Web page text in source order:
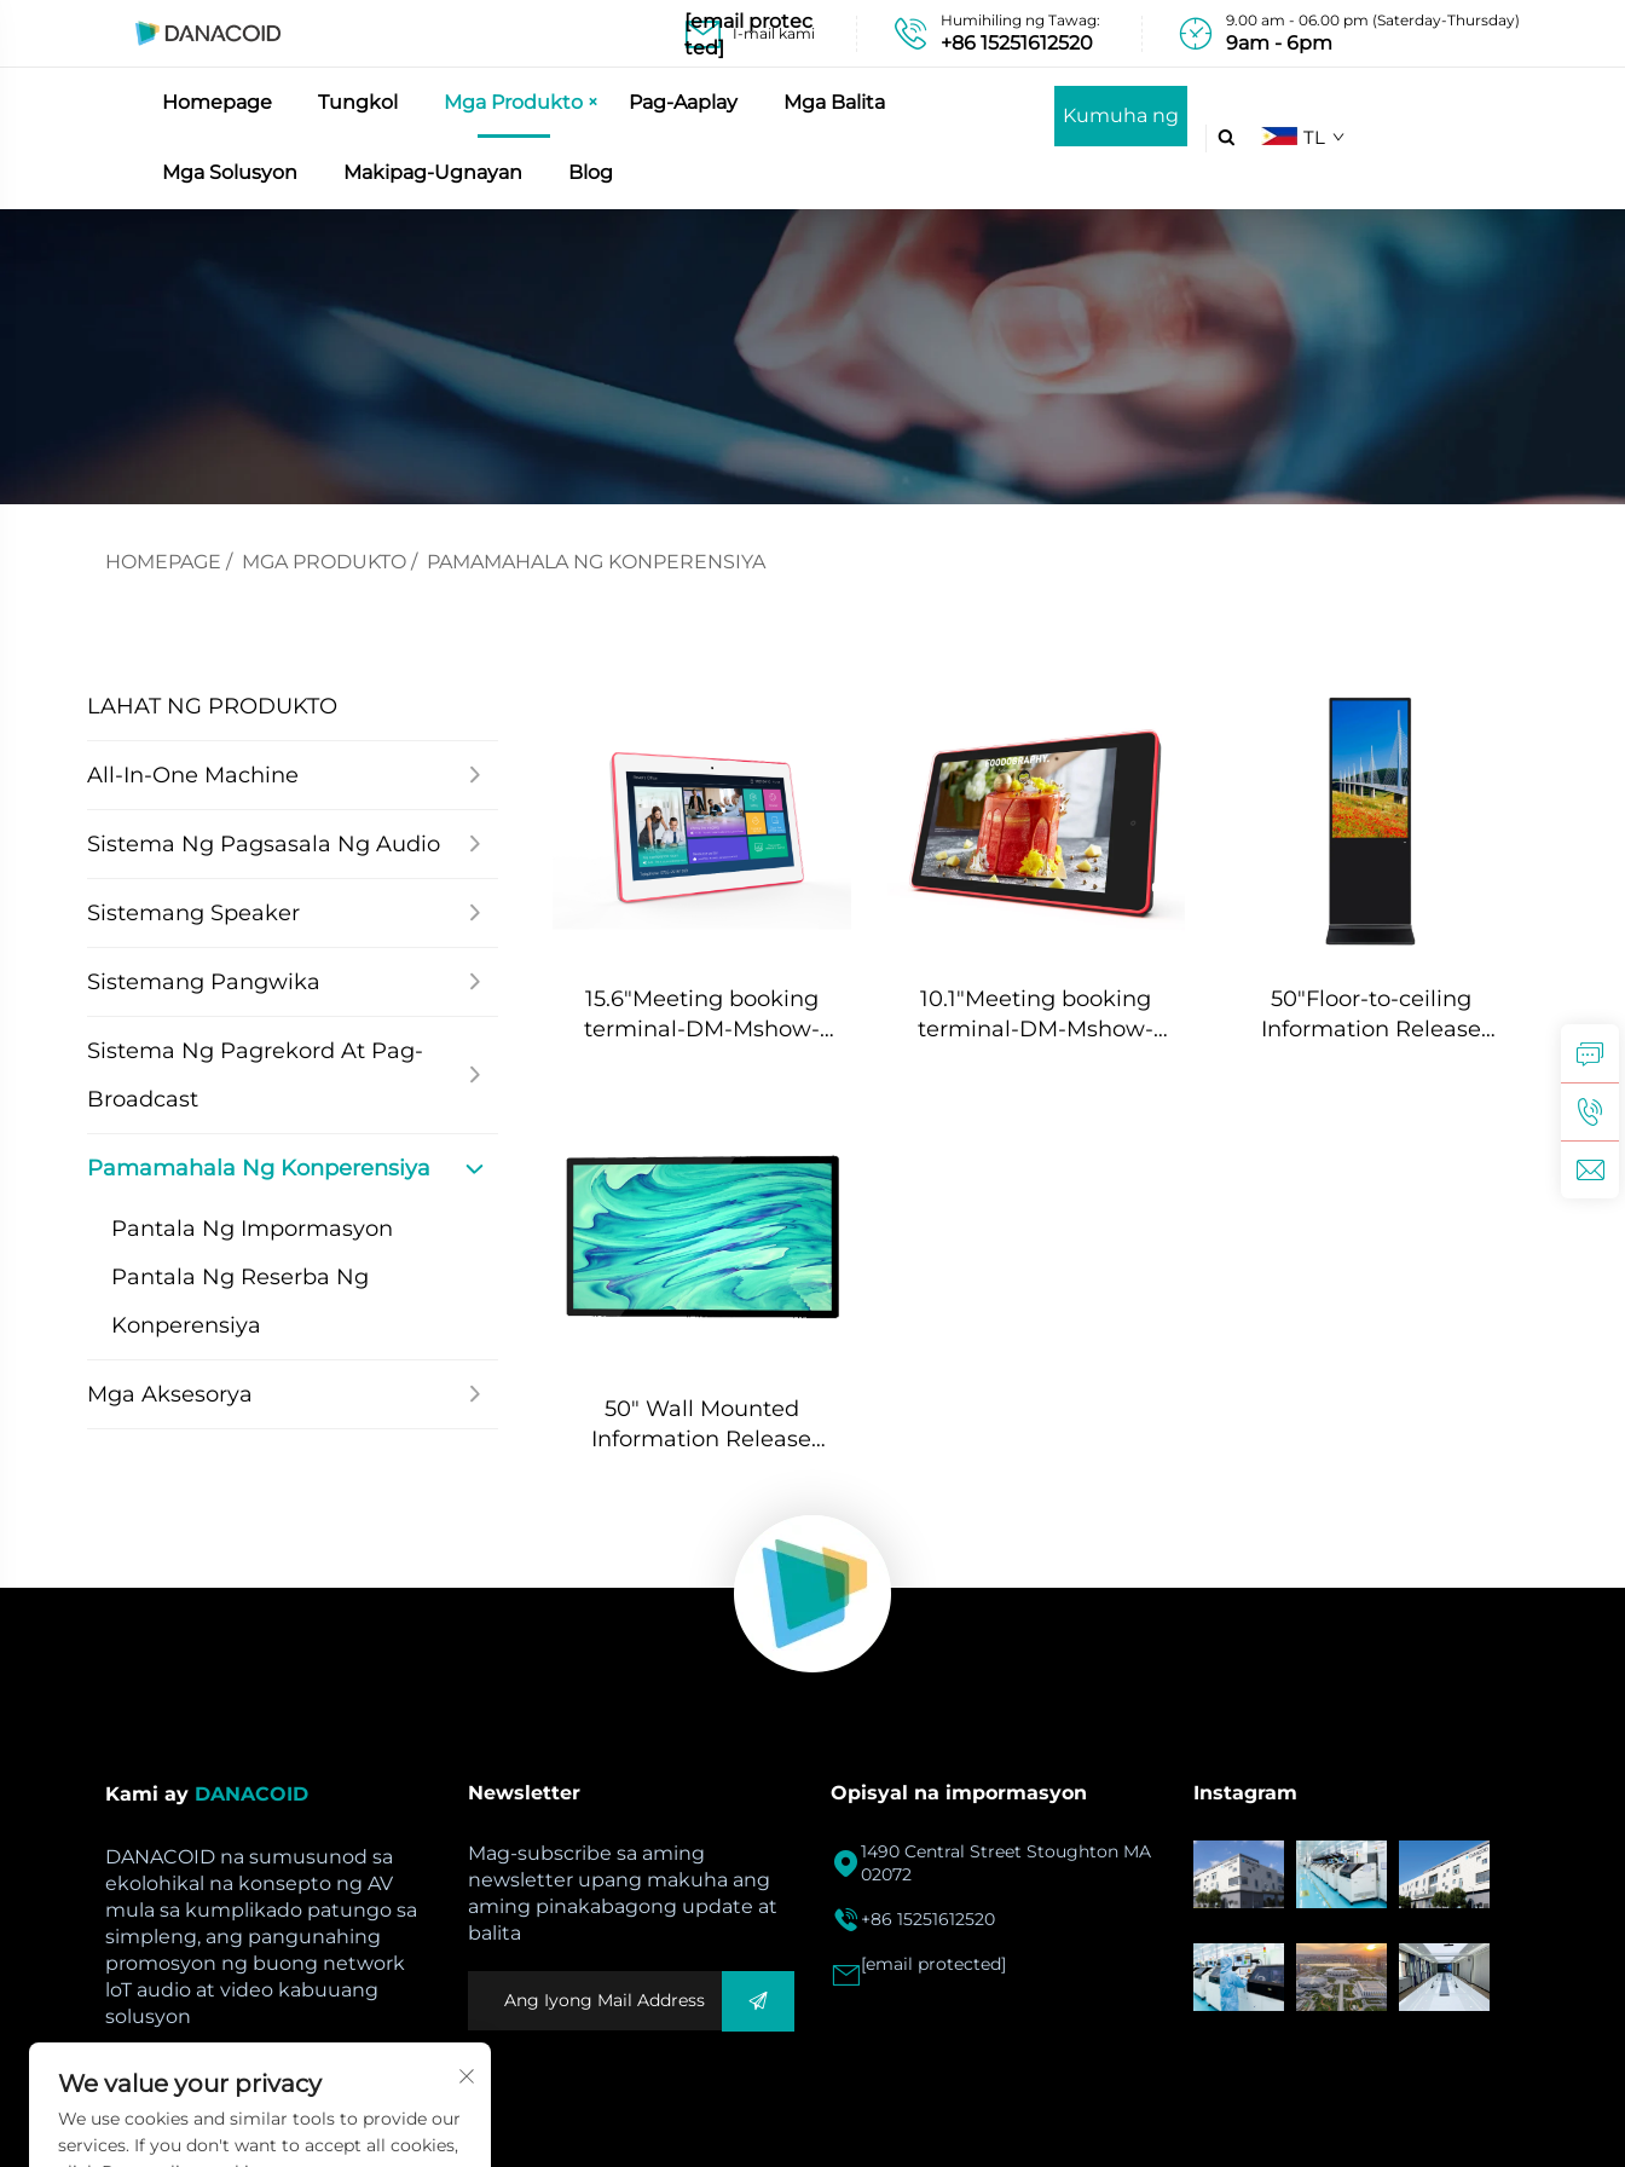
I-mail kami
[email protec
ted]
Humihiling ng Tawag:
+86 15251612520
9.00 am - 06.00 pm (Saterday-Thursday)
9am - 6pm
Homepage Tungkol Mga Produkto Pag-Aaplay Mga Balita
Mga Solusyon Makipag-Ugnayan Blog
Kumuha ng
 TL
HOMEPAGE / MGA PRODUKTO / PAMAMAHALA NG KONPERENSIYA
LAHAT NG PRODUKTO
All-In-One Machine
Sistema Ng Pagsasala Ng Audio
Sistemang Speaker
Sistemang Pangwika
Sistema Ng Pagrekord At Pag-
Broadcast
Pamamahala Ng Konperensiya
Pantala Ng Impormasyon
Pantala Ng Reserba Ng
Konperensiya
Mga Aksesorya
15.6"Meeting booking
terminal-DM-Mshow-
10.1"Meeting booking
terminal-DM-Mshow-
50"Floor-to-ceiling
Information Release
50" Wall Mounted
Information Release
Kami ay DANACOID
DANACOID na sumusunod sa
ekolohikal na konsepto ng AV
mula sa kumplikado patungo sa
simpleng, ang pangunahing
promosyon ng buong network
loT audio at video kabuuang
solusyon
Lunes - Sabado: 8am - 5pm,
Linggo: SARADO
Patakaran sa Pagkakapribado
Newsletter
Mag-subscribe sa aming
newsletter upang makuha ang
aming pinakabagong update at
balita
Opisyal na impormasyon
1490 Central Street Stoughton MA
02072
 +86 15251612520
[email protected]
Instagram
We value your privacy
We use cookies and similar tools to provide our
services. If you don't want to accept all cookies,